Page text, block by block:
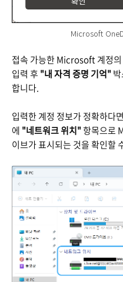
Microsoft
접속 가능한 Microsoft 계정
입력 후 "내 자격 증명 기억"
합니다.
입력한 계정 정보가 정확하다
에 "네트워크 위치"항목으로
이브가 표시되는 것을 확인할